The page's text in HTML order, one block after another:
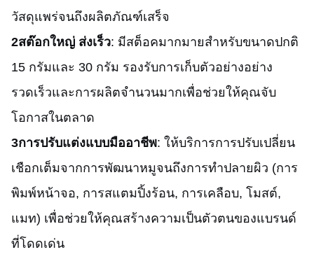
วัสดุแพร่จนถึงผลิตภัณฑ์เสร็จ
2สต๊อกใหญ่ ส่งเร็ว: มีสต็อคมากมายสําหรับขนาดปกติ
15 กรัมและ 30 กรัม รองรับการเก็บตัวอย่างอย่าง
รวดเร็วและการผลิตจํานวนมากเพื่อช่วยให้คุณจับ
โอกาสในตลาด
3การปรับแต่งแบบมืออาชีพ: ให้บริการการปรับเปลี่ยน
เชือกเต็มจากการพัฒนาหมูจนถึงการทําปลายผิว (การ
พิมพ์หน้าจอ, การสแตมปิ้งร้อน, การเคลือบ, โมสต์,
แมท) เพื่อช่วยให้คุณสร้างความเป็นตัวตนของแบรนด์
ที่โดดเด่น